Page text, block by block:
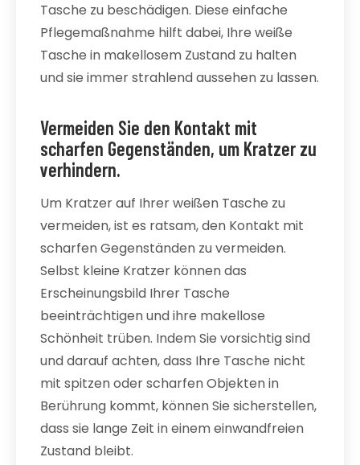
Tasche zu beschädigen. Diese einfache
Pflegemaßnahme hilft dabei, Ihre weiße
Tasche in makellosem Zustand zu halten
und sie immer strahlend aussehen zu lassen.
Vermeiden Sie den Kontakt mit
scharfen Gegenständen, um Kratzer zu
verhindern.
Um Kratzer auf Ihrer weißen Tasche zu
vermeiden, ist es ratsam, den Kontakt mit
scharfen Gegenständen zu vermeiden.
Selbst kleine Kratzer können das
Erscheinungsbild Ihrer Tasche
beeinträchtigen und ihre makellose
Schönheit trüben. Indem Sie vorsichtig sind
und darauf achten, dass Ihre Tasche nicht
mit spitzen oder scharfen Objekten in
Berührung kommt, können Sie sicherstellen,
dass sie lange Zeit in einem einwandfreien
Zustand bleibt.